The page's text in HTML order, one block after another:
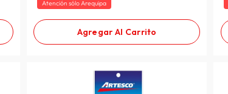
Atención sólo Arequipa
Agregar Al Carrito